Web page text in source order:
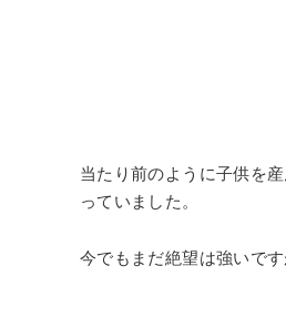
当たり前のように子供を
っていました。
今でもまだ絶望は強いで